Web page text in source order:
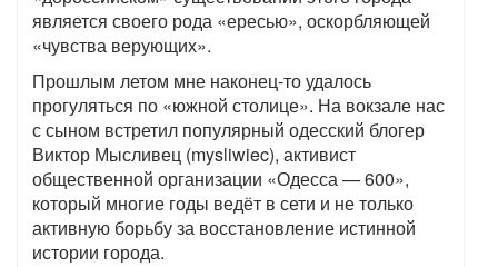
является своего рода «ересью», оскорбляющей
«чувства верующих».
Прошлым летом мне наконец-то удалось
прогуляться по «южной столице». На вокзале нас
с сыном встретил популярный одесский блогер
Виктор Мысливец (mysliwiec), активист
общественной организации «Одесса — 600»,
который многие годы ведёт в сети и не только
активную борьбу за восстановление истинной
истории города.